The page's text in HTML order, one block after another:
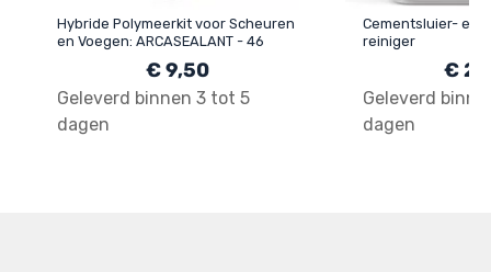
Hybride Polymeerkit voor Scheuren
en Voegen: ARCASEALANT - 46
€ 9,50
Geleverd binnen 3 tot 5
dagen
Cementsluier- en
reiniger
€
Geleverd
dagen